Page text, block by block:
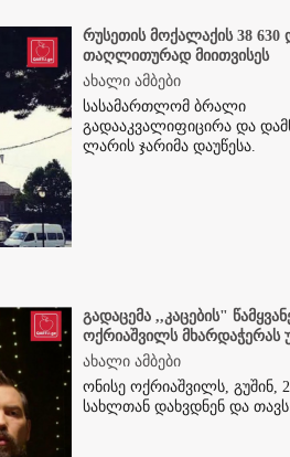
რუსეთის მოქალაქის 38
თაღლითურად მიითვისეს
ახალი ამბები
სასამართლომ ბრალი
გადააკვალიფიცირა და
ლარის ჯარიმა დაუწესა.
გადაცემა ,,კაცების"
ოქრიაშვილს მხარდაჭერას
ახალი ამბები
ონისე ოქრიაშვილს, გუშინ,
სახლთან დახვდნენ და თავს